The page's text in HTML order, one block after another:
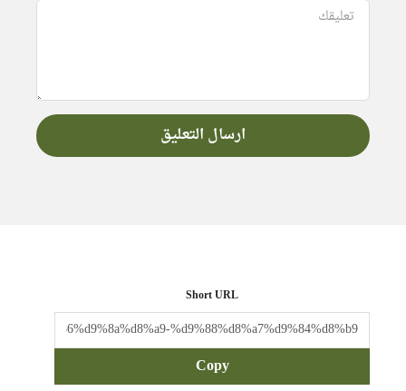
Short URL
Copy